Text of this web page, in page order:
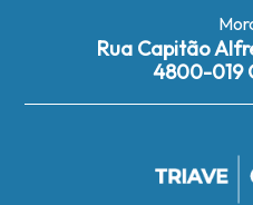
Rua Capitão
4800-019